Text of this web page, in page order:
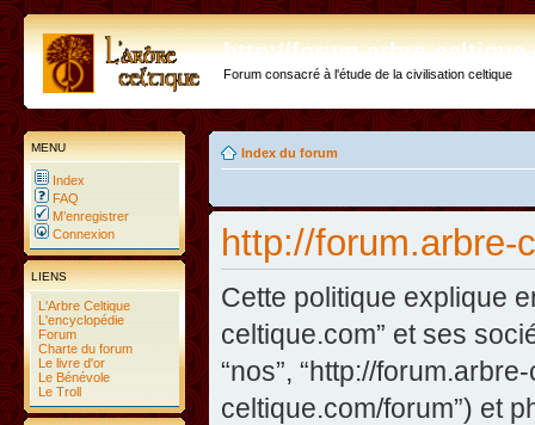
http://forum.arbre-
Forum consacré à l'étude de la civilisation celtique
MENU
Index
FAQ
M’enregistrer
Connexion
LIENS
L'Arbre Celtique
L'encyclopédie
Forum
Charte du forum
Le livre d'or
Le Bénévole
Le Troll
Index du forum
http://forum.arbre-
Cette politique explique
celtique.com” et ses
“nos”, “http://
celtique.com/forum”) et